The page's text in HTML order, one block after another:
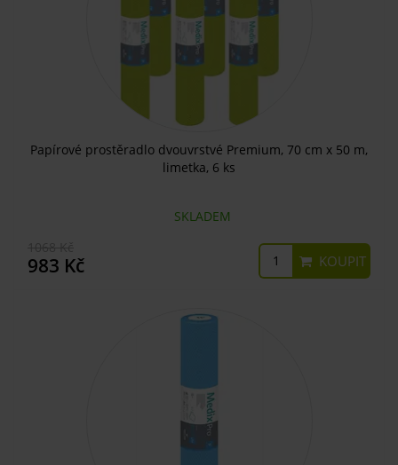
Papírové prostěradlo dvouvrstvé Premium, 70 cm x 50 m,
limetka, 6 ks
SKLADEM
983 Kč KOUPIT